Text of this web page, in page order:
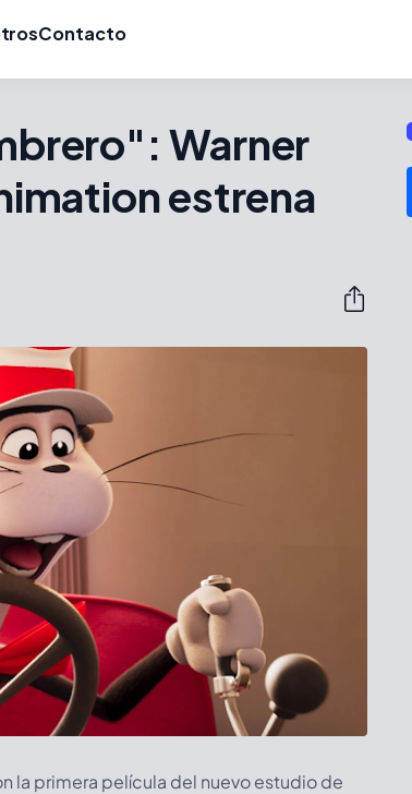
Contacto
Warner
estrena
la primera película del nuevo estudio de